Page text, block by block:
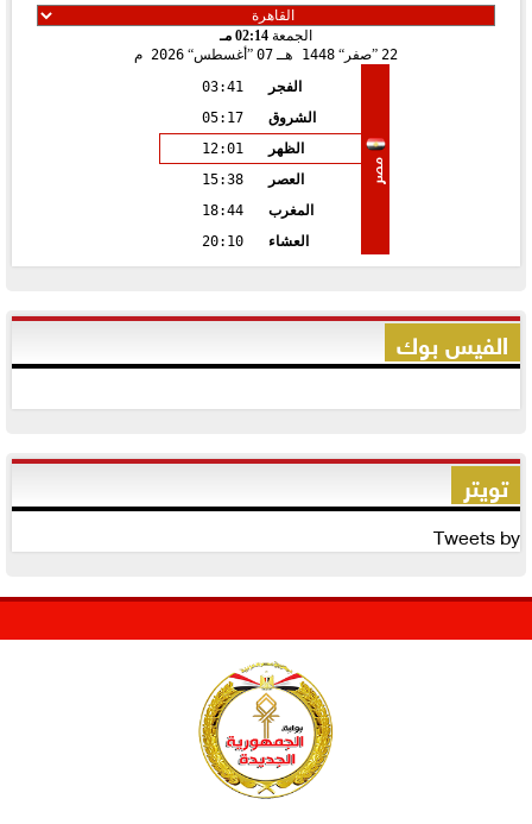
الجمعة 02:14 مـ
22 صفر 1448 هـ 07 أغسطس 2026 م
مصر
الفجر
03:41
الشروق
05:17
الظهر
12:01
العصر
15:38
المغرب
18:44
العشاء
20:10
الفيس بوك
تويتر
Tweets by